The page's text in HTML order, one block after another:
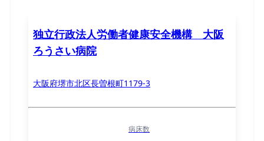
独立行政法人労働者健康安全機構 大阪
ろうさい病院
大阪府堺市北区長曽根町1179-3
病床数